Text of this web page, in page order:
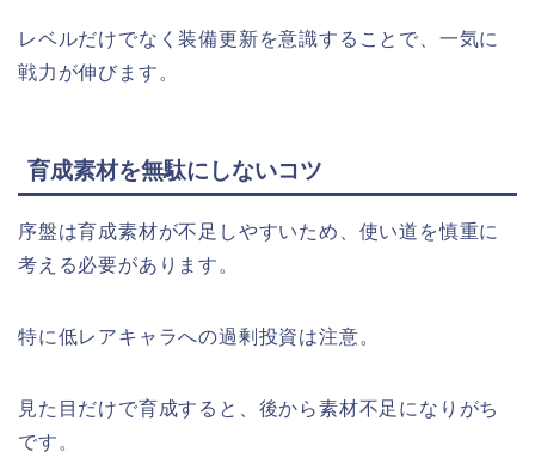
レベルだけでなく装備更新を意識することで、一気に
戦力が伸びます。
育成素材を無駄にしないコツ
序盤は育成素材が不足しやすいため、使い道を慎重に
考える必要があります。
特に低レアキャラへの過剰投資は注意。
見た目だけで育成すると、後から素材不足になりがち
です。